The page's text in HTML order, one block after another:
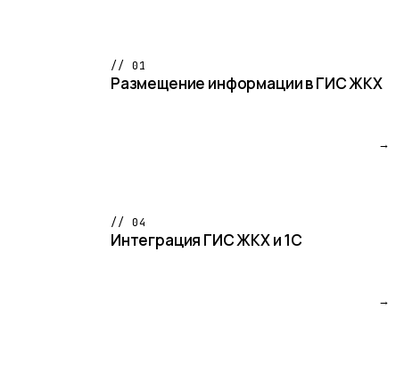
// 01
Размещение информации в ГИС ЖКХ
→
// 04
Интеграция ГИС ЖКХ и 1С
→